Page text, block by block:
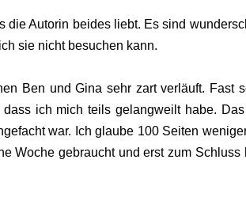
die Autorin beides liebt. Es sind
sie nicht besuchen kann.
Ben und Gina sehr zart verläuft. Fast
ich mich teils gelangweilt habe.
war. Ich glaube 100 Seiten
Woche gebraucht und erst zum Schluss